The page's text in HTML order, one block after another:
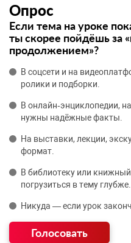
Опрос
Если тема на уроке
ты скорее пойдёшь за
продолжением»?
В соцсети и на
ролики и подборки.
В онлайн‑энциклопедии,
нужны надёжные факты.
На выставки, лекции,
формат.
В библиотеку или
погрузиться в тему глубже.
Никуда — если урок